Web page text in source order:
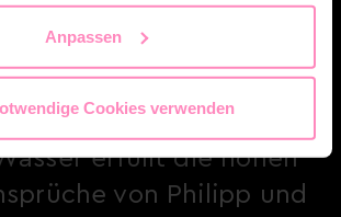
Website jederzeit aufrufen und
Anpassen
Cookies verwenden
und liebt, und kreiert
Kombinationen aus
und Diamond
Water. Das lokal
erfüllt die hohen
von Philipp und